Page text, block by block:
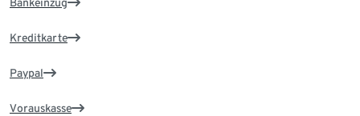
Bankeinzug
Kreditkarte
Paypal
Vorauskasse